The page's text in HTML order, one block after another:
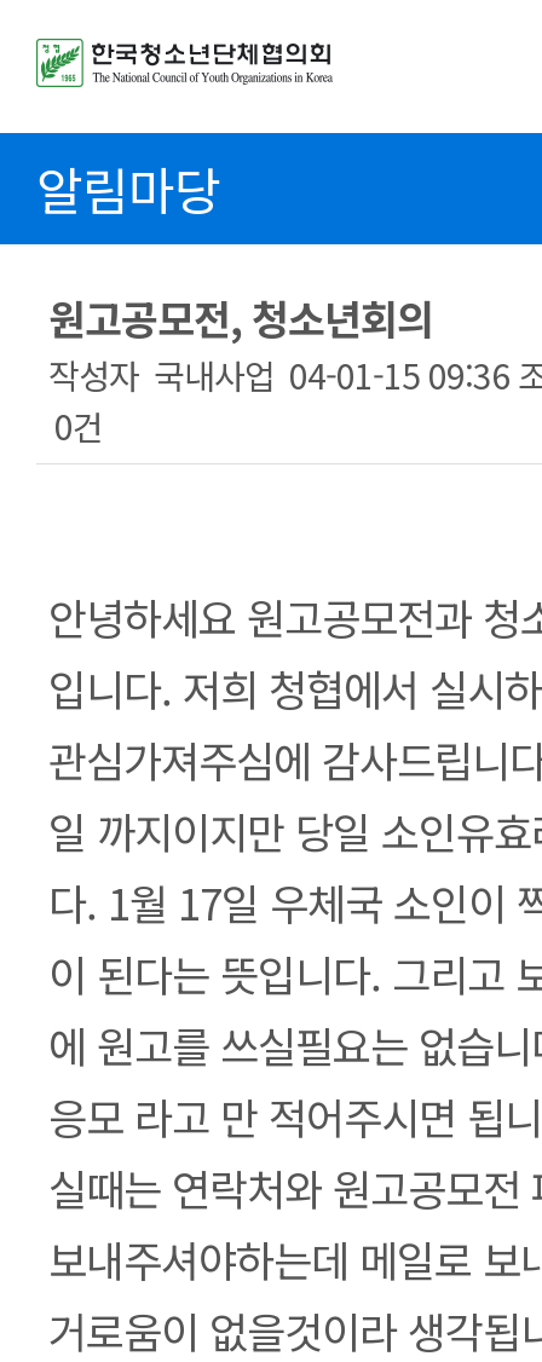
알림마당
원고공모전, 청소년회의
작성자 국내사업 04-01-15 09:36
0건
본문
안녕하세요 원고공모전과 청
입니다. 저희 청협에서 실시
관심가져주심에 감사드립니
일 까지이지만 당일 소인유
다. 1월 17일 우체국 소인이
이 된다는 뜻입니다. 그리고
에 원고를 쓰실필요는 없습
응모 라고 만 적어주시면 됩
실때는 연락처와 원고공모전
보내주셔야하는데 메일로 보
거로움이 없을것이라 생각